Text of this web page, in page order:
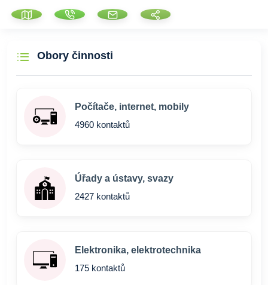
Obory činnosti
Počítače, internet, mobily
4960 kontaktů
Úřady a ústavy, svazy
2427 kontaktů
Elektronika, elektrotechnika
175 kontaktů